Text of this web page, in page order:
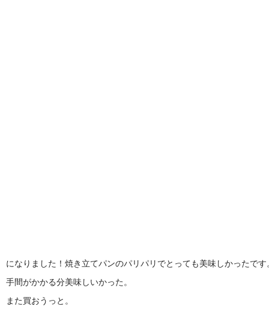
になりました！焼き立てパンのパリパリでとっても美味しかったです
手間がかかる分美味しいかった。
また買おうっと。